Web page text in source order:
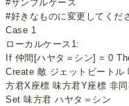
#サンプルケース
#好きなものに変更してくだ
Case 1
ローカルケース1:
If 仲間[ハヤタ＝シン] = 0
Create 敵 ジェットビートル
方君X座標 味方君Y座標 非同
Set 味方君 ハヤタ＝シン